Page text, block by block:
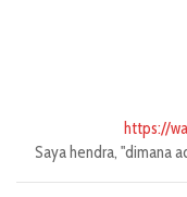
https://
Saya hendra, "dimana